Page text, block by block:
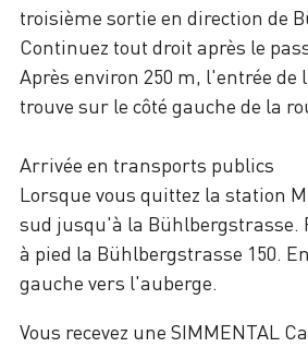
troisième sortie en direction de
Continuez tout droit après le
Après environ 250 m, l'entrée de
trouve sur le côté gauche de la
Arrivée en transports publics
Lorsque vous quittez la station
sud jusqu'à la Bühlbergstrasse.
à pied la Bühlbergstrasse 150.
gauche vers l'auberge.
Vous recevez une SIMMENTAL